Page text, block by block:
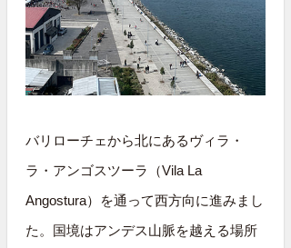
バリローチェから北にあるヴィラ・
ラ・アンゴスツーラ（Vila La
Angostura）を通って西方向に進みまし
た。国境はアンデス山脈を越える場所